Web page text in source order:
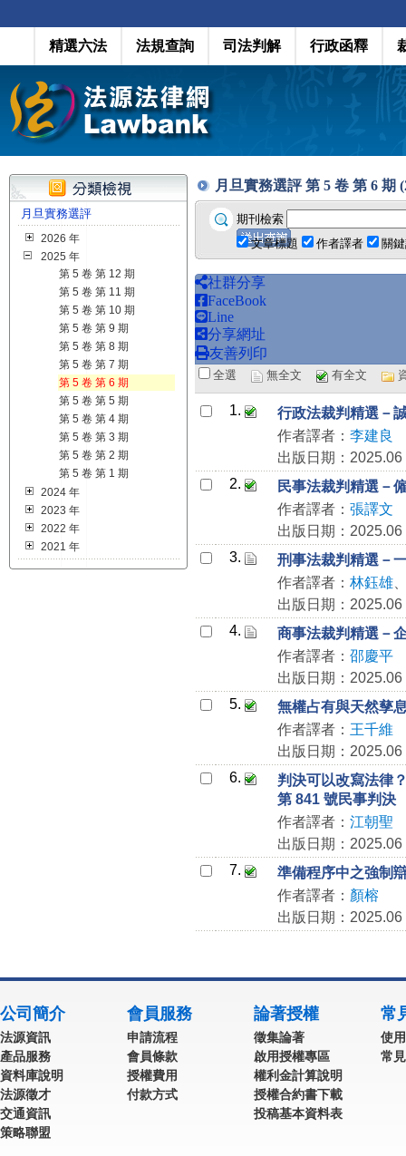
精選六法 法規查詢 司法判解 行政函釋
月旦實務選評
2026 年
2025 年
第 5 卷 第 12 期
第 5 卷 第 11 期
第 5 卷 第 10 期
第 5 卷 第 9 期
第 5 卷 第 8 期
第 5 卷 第 7 期
第 5 卷 第 6 期
第 5 卷 第 5 期
第 5 卷 第 4 期
第 5 卷 第 3 期
第 5 卷 第 2 期
第 5 卷 第 1 期
2024 年
2023 年
2022 年
2021 年
月旦實務選評 第 5 卷 第 6 期
期刊檢索
文章標題
作者譯者 關
社群分享
FaceBook
Line
分享網址
友善列印
全選 無全文 有全文
1.
行政法裁判精選－
作者譯者： 李建良
出版日期：2025.06
2.
民事法裁判精選－
作者譯者： 張譯文
出版日期：2025.06
3.
刑事法裁判精選－
作者譯者： 林鈺雄
出版日期：2025.06
4.
商事法裁判精選－
作者譯者： 邵慶平
出版日期：2025.06
5.
無權占有與天然孳
作者譯者： 王千維
出版日期：2025.06
6.
判決可以改寫法律
第 841 號民事判決
作者譯者： 江朝聖
出版日期：2025.06
7.
準備程序中之強制
作者譯者： 顏榕
出版日期：2025.06
公司簡介
法源資訊
產品服務
資料庫說明
法源徵才
交通資訊
策略聯盟
會員服務
申請流程
會員條款
授權費用
付款方式
論著授權
徵集論著
啟用授權專區
權利金計算說明
授權合約書下載
投稿基本資料表
常
使
常